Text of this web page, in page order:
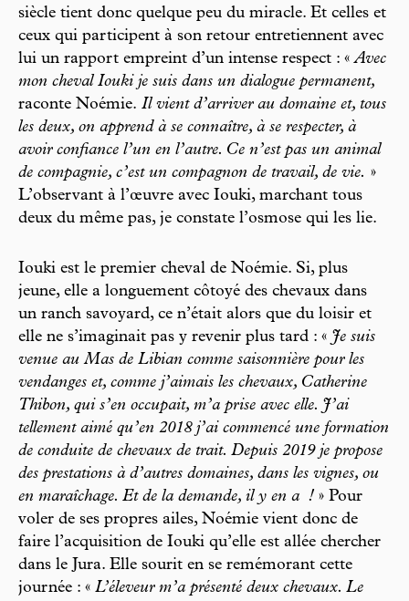
siècle tient donc quelque peu du miracle. Et celles et
ceux qui participent à son retour entretiennent avec
lui un rapport empreint d’un intense respect : «Avec
mon cheval Iouki je suis dans un dialogue permanent,
raconte Noémie. Il vient d’arriver au domaine et, tous
les deux, on apprend à se connaître, à se respecter, à
avoir confiance l’un en l’autre. Ce n’est pas un animal
de compagnie, c’est un compagnon de travail, de vie. »
L’observant à l’œuvre avec Iouki, marchant tous
deux du même pas, je constate l’osmose qui les lie.
Iouki est le premier cheval de Noémie. Si, plus
jeune, elle a longuement côtoyé des chevaux dans
un ranch savoyard, ce n’était alors que du loisir et
elle ne s’imaginait pas y revenir plus tard : « Je suis
venue au Mas de Libian comme saisonnière pour les
vendanges et, comme j’aimais les chevaux, Catherine
Thibon, qui s’en occupait, m’a prise avec elle. J’ai
tellement aimé qu’en 2018 j’ai commencé une formation
de conduite de chevaux de trait. Depuis 2019 je propose
des prestations à d’autres domaines, dans les vignes, ou
en maraîchage. Et de la demande, il y en a ! » Pour
voler de ses propres ailes, Noémie vient donc de
faire l’acquisition de Iouki qu’elle est allée chercher
dans le Jura. Elle sourit en se remémorant cette
journée : « L’éleveur m’a présenté deux chevaux. Le